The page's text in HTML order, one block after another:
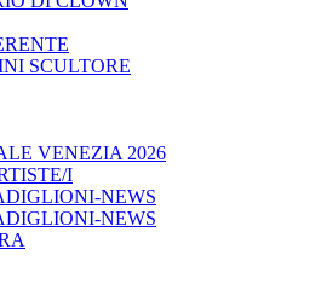
SCULTORE
VENEZIA 2026
I
NEWS
NEWS